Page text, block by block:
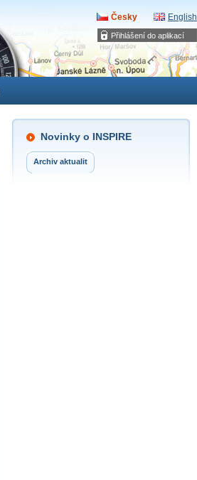
Přihlášení do aplikací
Česky English
Novinky o INSPIRE
Archiv aktualit